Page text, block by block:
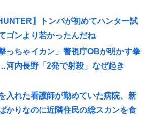
】トンパが初めてハンター試
ゴンより若かったんだね
っちゃイカン」警視庁OBが明かす拳
河内長野「2発で射殺」なぜ起き
入れた看護師が勤めていた病院、新
かりなのに近隣住民の総スカンを食